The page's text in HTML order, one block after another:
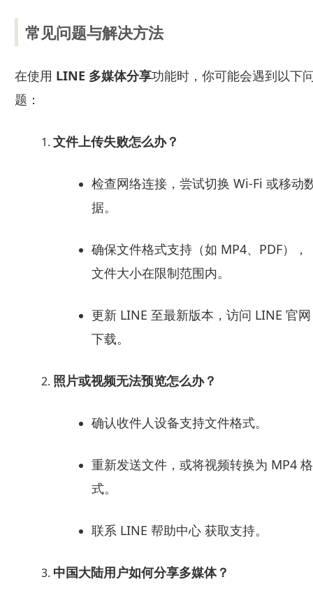
常见问题与解决方法
在使用 LINE 多媒体分享功能时，你可能会遇到以下
题：
文件上传失败怎么办？
检查网络连接，尝试切换 Wi-Fi 或移动
据。
确保文件格式支持（如 MP4、PDF），
文件大小在限制范围内。
更新 LINE 至最新版本，访问 LINE 官网
下载。
照片或视频无法预览怎么办？
确认收件人设备支持文件格式。
重新发送文件，或将视频转换为 MP4 格
式。
联系 LINE 帮助中心 获取支持。
中国大陆用户如何分享多媒体？